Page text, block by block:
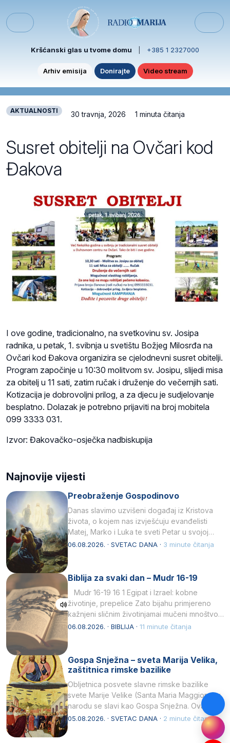
Menu
Kršćanski glas u tvome domu +385 1 2327000
Arhiv emisija Donirajte Video stream
AKTUALNOSTI 30 travnja, 2026 1 minuta čitanja
Susret obitelji na Ovčari kod
Đakova
I ove godine, tradicionalno, na svetkovinu sv. Josipa
radnika, u petak, 1. svibnja u svetištu Božjeg Milosrđa na
Ovčari kod Đakova organizira se cjelodnevni susret obitelji.
Program započinje u 10:30 molitvom sv. Josipu, slijedi misa
za obitelj u 11 sati, zatim ručak i druženje do večernjih sati.
Kotizacija je dobrovoljni prilog, a za djecu je sudjelovanje
besplatno. Dolazak je potrebno prijaviti na broj mobitela
099 3333 031.
Izvor: Đakovačko-osječka nadbiskupija
Najnovije vijesti
Preobraženje Gospodinovo
Danas slavimo uzvišeni događaj iz Kristova
života, o kojem nas izvješćuju evanđelisti
Matej, Marko i Luka te sveti Petar u svojoj
drugoj…
06.08.2026. · SVETAC DANA · 3 minute čitanja
Biblija za svaki dan – Mudr 16-19
Mudr 16-19 16 1 Egipat i Izrael: kobne
životinje, prepelice Zato bijahu primjereno
kažnjeni sličnim životinjamai mučeni mnoštvom
kukaca.2 A narod…
06.08.2026. · BIBLIJA · 11 minute čitanja
Gospa Snježna – sveta Marija Velika,
zaštitnica rimske bazilike
Obljetnica posvete slavne rimske bazilike
svete Marije Velike (Santa Maria Maggiore) u
narodu se slavi kao Gospa Snježna. Ovaj
naziv, Sancta Maria…
05.08.2026. · SVETAC DANA · 2 minute čitanja